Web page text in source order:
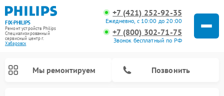
FIX-PHILIPS
Ремонт устройств Philips
Специализированный
cервисный центр г.
Хабаровск
+7 (421) 252-92-35
Ежедневно, с 10:00 до 20:00
+7 (800) 302-71-75
Звонок бесплатный по РФ
Мы ремонтируем Позвонить